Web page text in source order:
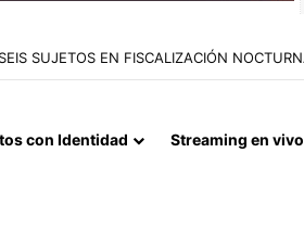
USADO COMO CENTRO DE ACOPIO
con Identidad Streaming en vivo